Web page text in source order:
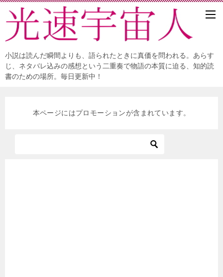
小説は読んだ瞬間よりも、語られたときに真価を問われる。あらす
じ、ネタバレ込みの感想という二重奏で物語の本質に迫る、知的読
書のための場所。毎日更新中！
本ページにはプロモーションが含まれています。